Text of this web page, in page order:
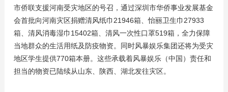
市侨联支援河南受灾地区的号召，通过深圳市华侨事业发展基金
会首批向河南灾区捐赠清风纸巾21946箱、怡丽卫生巾27933
箱、清风消毒湿巾15402箱、清风一次性口罩519箱，全力保障
当地群众的生活用纸及防疫物资。同时风暴娱乐集团还将为受灾
地区学生提供770箱本册。这些承载着风暴娱乐（中国）责任和
担当的物资已陆续从山东、陕西、湖北发往灾区。